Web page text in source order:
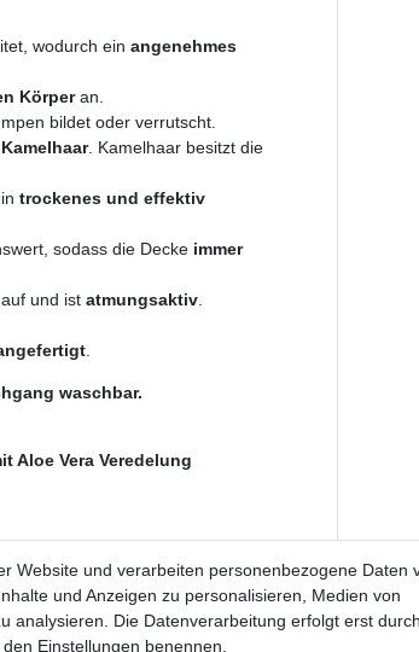
wodurch ein angenehmes
Körperan.
bildet oder verrutscht.
. Kamelhaar besitzt die
trockenes und effektiv
sodass die Decke immer
auf und ist atmungsaktiv
waschbar.
Aloe Vera Veredelung
Website und verarbeiten personenbezogene Daten
und Anzeigen zu personalisieren, Medien von
analysieren. Die Datenverarbeitung erfolgt erst durch
Einstellungen benennen.